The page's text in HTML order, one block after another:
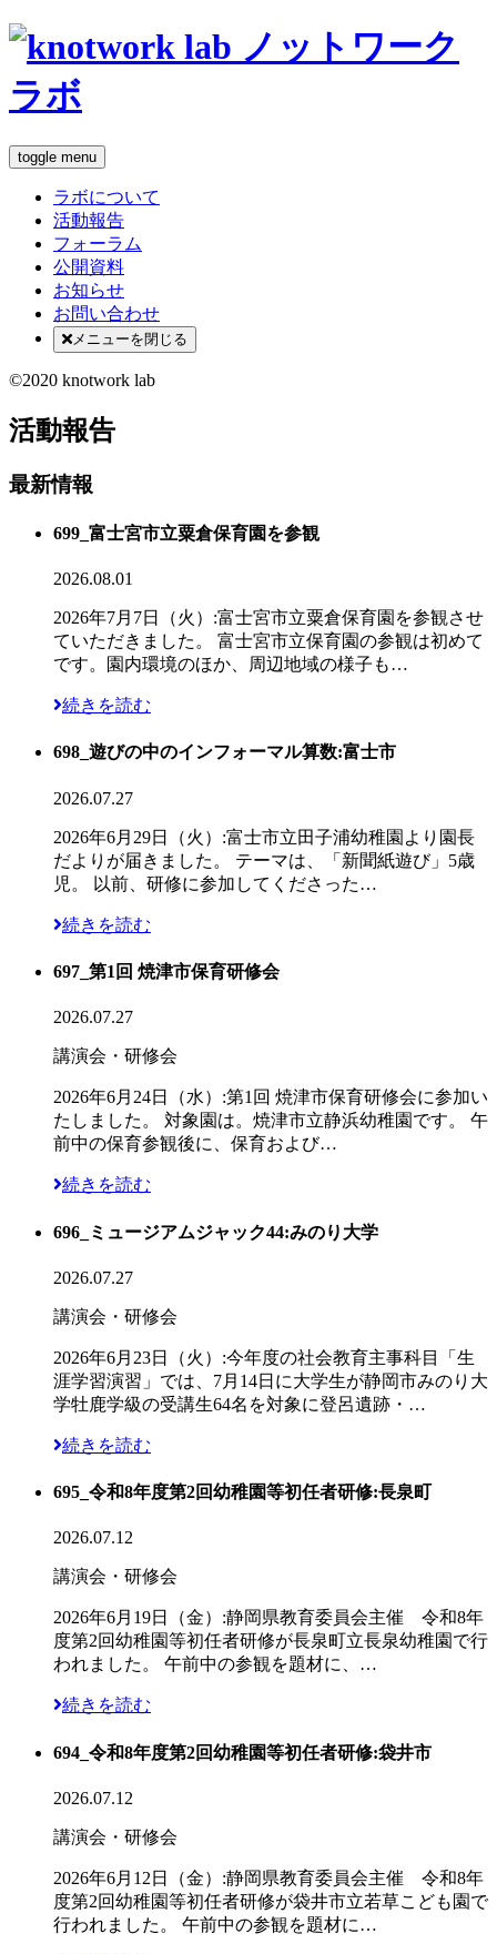
toggle menu
ラボについて
活動報告
フォーラム
公開資料
お知らせ
お問い合わせ
メニューを閉じる
©2020 knotwork lab
活動報告
最新情報
699_富士宮市立粟倉保育園を参観
2026.08.01
2026年7月7日（火）:富士宮市立粟倉保育園を参観させ
ていただきました。 富士宮市立保育園の参観は初めて
です。園内環境のほか、周辺地域の様子も…
続きを読む
698_遊びの中のインフォーマル算数:富士市
2026.07.27
2026年6月29日（火）:富士市立田子浦幼稚園より園長
だよりが届きました。 テーマは、「新聞紙遊び」5歳
児。 以前、研修に参加してくださった…
続きを読む
697_第1回 焼津市保育研修会
2026.07.27
講演会・研修会
2026年6月24日（水）:第1回 焼津市保育研修会に参加い
たしました。 対象園は。焼津市立静浜幼稚園です。 午
前中の保育参観後に、保育および…
続きを読む
696_ミュージアムジャック44:みのり大学
2026.07.27
講演会・研修会
2026年6月23日（火）:今年度の社会教育主事科目「生
涯学習演習」では、7月14日に大学生が静岡市みのり大
学牡鹿学級の受講生64名を対象に登呂遺跡・…
続きを読む
695_令和8年度第2回幼稚園等初任者研修:長泉町
2026.07.12
講演会・研修会
2026年6月19日（金）:静岡県教育委員会主催 令和8年
度第2回幼稚園等初任者研修が長泉町立長泉幼稚園で行
われました。 午前中の参観を題材に、…
続きを読む
694_令和8年度第2回幼稚園等初任者研修:袋井市
2026.07.12
講演会・研修会
2026年6月12日（金）:静岡県教育委員会主催 令和8年
度第2回幼稚園等初任者研修が袋井市立若草こども園で
行われました。 午前中の参観を題材に…